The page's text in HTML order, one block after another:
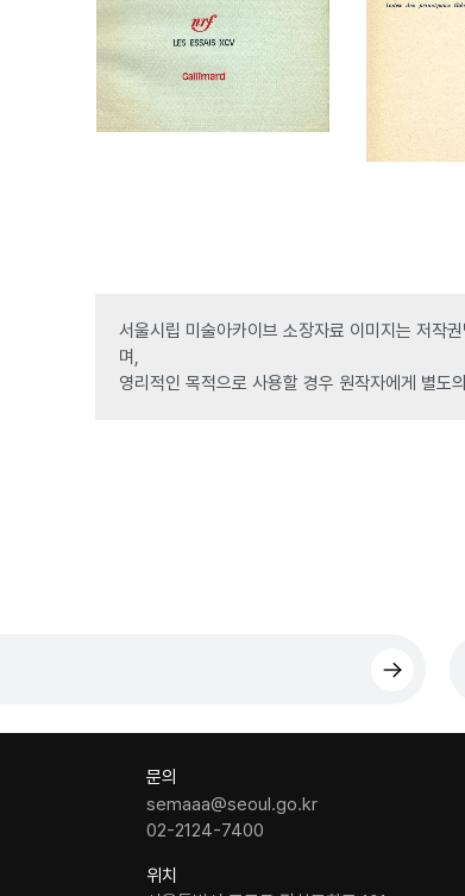
서울시립 미술아카이브 소장자료 이미지는 저작
며,
영리적인 목적으로 사용할 경우 원작자에게 별도
문의
semaaa@seoul.go.kr
02-2124-7400
위치